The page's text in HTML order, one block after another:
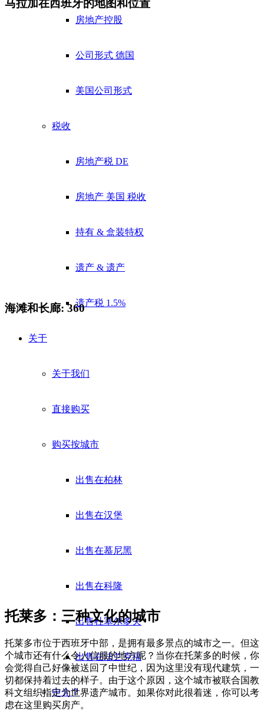
房地产控股
公司形式 德国
美国公司形式
税收
房地产税 DE
房地产 美国 税收
持有 & 盒装特权
遗产 & 遗产
遗产税 1.5%
关于
关于我们
直接购买
购买按城市
出售在柏林
出售在汉堡
出售在慕尼黑
出售在科隆
出售杜塞尔多夫
出售在法兰克福
中介？
马拉加在西班牙的地图和位置
海滩和长廊: 360
托莱多：三种文化的城市
托莱多市位于西班牙中部，是拥有最多景点的城市之一。但这
个城市还有什么令人信服的地方呢？当你在托莱多的时候，你
会觉得自己好像被送回了中世纪，因为这里没有现代建筑，一
切都保持着过去的样子。由于这个原因，这个城市被联合国教
科文组织指定为世界遗产城市。如果你对此很着迷，你可以考
虑在这里购买房产。